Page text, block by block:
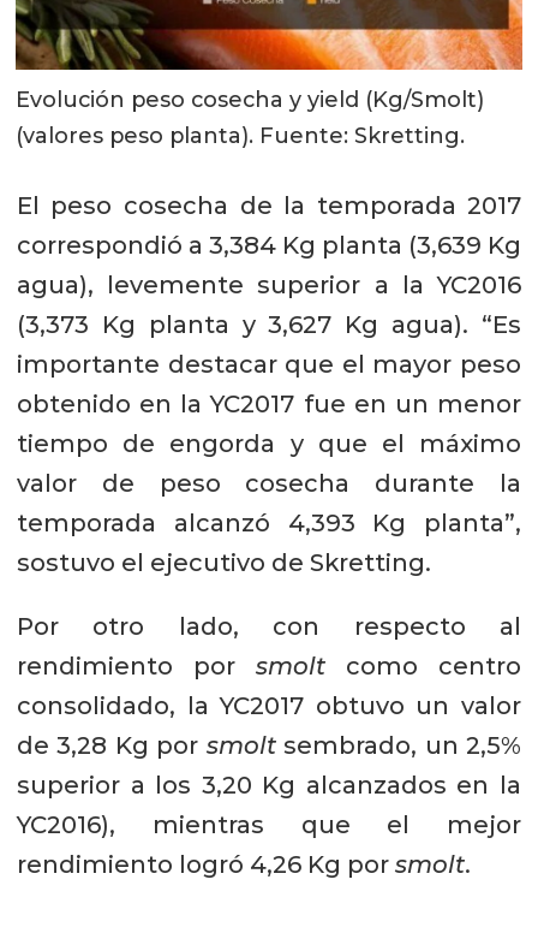
Evolución peso cosecha y yield (Kg/Smolt)
(valores peso planta). Fuente: Skretting.
El peso cosecha de la temporada 2017
correspondió a 3,384 Kg planta (3,639 Kg
agua), levemente superior a la YC2016
(3,373 Kg planta y 3,627 Kg agua). “Es
importante destacar que el mayor peso
obtenido en la YC2017 fue en un menor
tiempo de engorda y que el máximo
valor de peso cosecha durante la
temporada alcanzó 4,393 Kg planta”,
sostuvo el ejecutivo de Skretting.
Por otro lado, con respecto al
rendimiento por smolt como centro
consolidado, la YC2017 obtuvo un valor
de 3,28 Kg por smoltsembrado, un 2,5%
superior a los 3,20 Kg alcanzados en la
YC2016), mientras que el mejor
rendimiento logró 4,26 Kg por smolt.